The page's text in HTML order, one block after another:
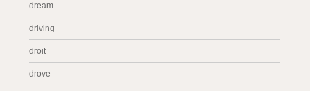
dream
driving
droit
drove